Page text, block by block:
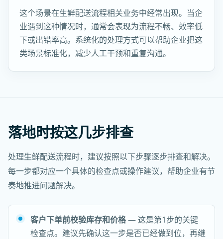
这个场景在生鲜配送流程相关业务中经常出现。当企
业遇到这种情况时，通常会表现为流程不畅、效率低
下或出错率高。系统化的处理方式可以帮助企业把这
类场景标准化，减少人工干预和重复沟通。
落地时按这几步排查
处理生鲜配送流程时，建议按照以下步骤逐步排查和解决。
每一步都对应一个具体的检查点或操作建议，帮助企业有节
奏地推进问题解决。
客户下单前校验库存和价格— 这是第1步的关键
检查点。建议先确认这一步是否已经做到位，再继